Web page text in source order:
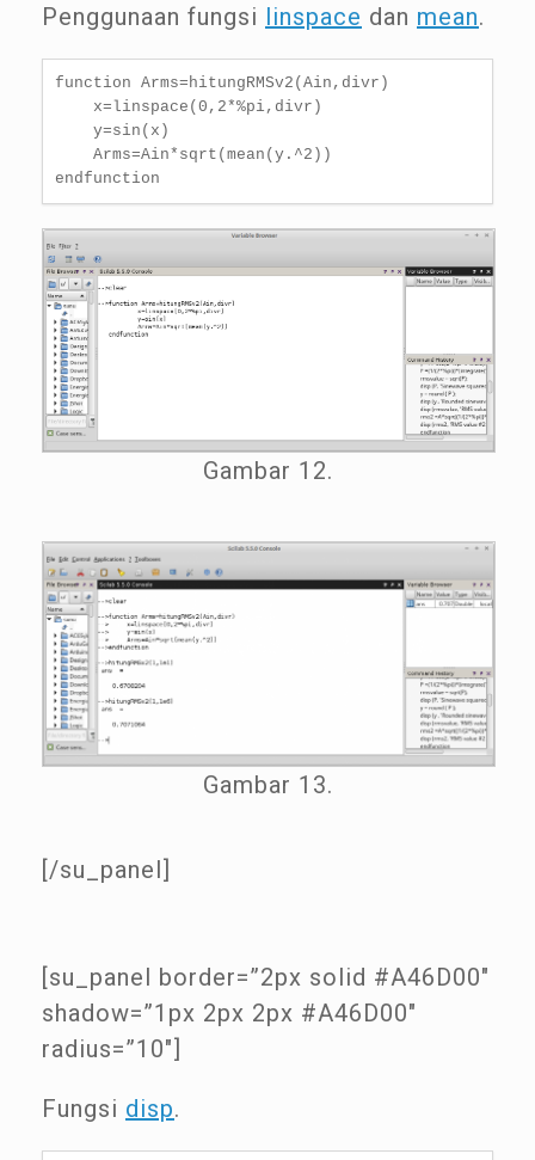
Penggunaan fungsi linspace dan mean.
function Arms=hitungRMSv2(Ain,divr)
    x=linspace(0,2*%pi,divr)
    y=sin(x)
    Arms=Ain*sqrt(mean(y.^2))
endfunction
Gambar 12.
Gambar 13.
[/su_panel]
[su_panel border=”2px solid #A46D00″
shadow=”1px 2px 2px #A46D00″
radius=”10″]
Fungsi disp.